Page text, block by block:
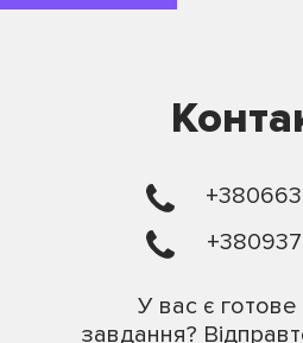
У вас є готове
завдання?